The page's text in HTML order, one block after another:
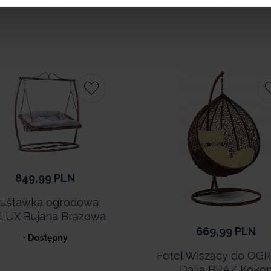
849,99 PLN
ogrodowa
Bujana Brązowa
• Dostępny
669,99 PLN
Fotel Wiszący do